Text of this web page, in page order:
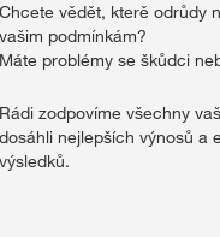
Chcete vědět, kterě odrůdy
vašim podmínkám?
Máte problémy se škůdci
Rádi zodpovíme všechny
dosáhli nejlepších výnosů a
výsledků.